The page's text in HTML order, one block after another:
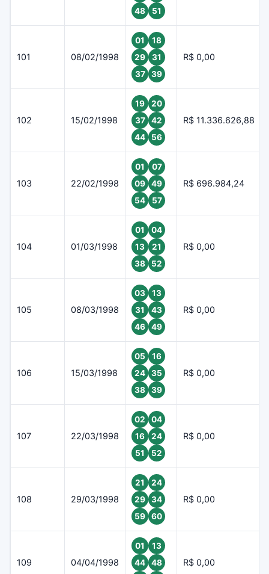
48
51
101 08/02/1998
01
18
29
31
37
39
R$ 0,00
102 15/02/1998
19
20
37
42
44
56
R$ 11.336.626,88
103 22/02/1998
01
07
09
49
54
57
R$ 696.984,24
104 01/03/1998
01
04
13
21
38
52
R$ 0,00
105 08/03/1998
03
13
31
43
46
49
R$ 0,00
106 15/03/1998
05
16
24
35
38
39
R$ 0,00
107 22/03/1998
02
04
16
24
51
52
R$ 0,00
108 29/03/1998
21
24
29
34
59
60
R$ 0,00
109 04/04/1998
01
13
44
48
R$ 0,00